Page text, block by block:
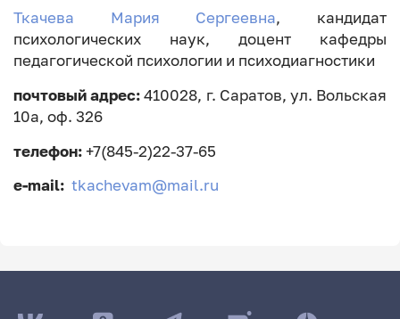
Ткачева Мария Сергеевна, кандидат
психологических наук, доцент кафедры
педагогической психологии и психодиагностики
почтовый адрес: 410028, г. Саратов, ул. Вольская
10а, оф. 326
телефон:+7(845-2)22-37-65
e-mail: tkachevam@mail.ru